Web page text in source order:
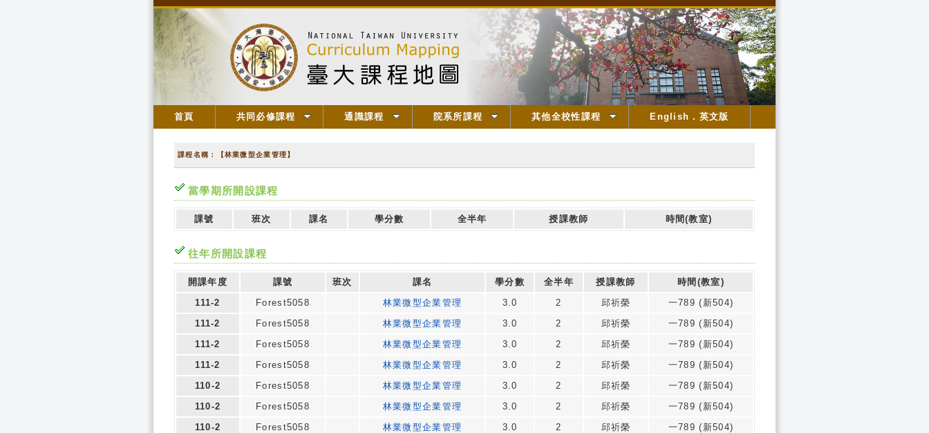
首頁 共同必修課程 通識課程 院系所課程 其他全校性課程 English．英文版
課程名稱：【林業微型企業管理】
當學期所開設課程
課號 班次 課名 學分數 全半年 授課教師 時間(教室)
往年所開設課程
開課年度 課號 班次 課名 學分數 全半年 授課教師
時間(教室)
111-2
Forest5058 林業微型企業管理 3.0 2 邱祈榮
一789 (新504)
111-2
Forest5058 林業微型企業管理 3.0 2 邱祈榮
一789 (新504)
111-2
Forest5058 林業微型企業管理 3.0 2 邱祈榮
一789 (新504)
111-2
Forest5058 林業微型企業管理 3.0 2 邱祈榮
一789 (新504)
110-2
Forest5058 林業微型企業管理 3.0 2 邱祈榮
一789 (新504)
110-2
Forest5058 林業微型企業管理 3.0 2 邱祈榮
一789 (新504)
110-2
Forest5058 林業微型企業管理 3.0 2 邱祈榮
一789 (新504)